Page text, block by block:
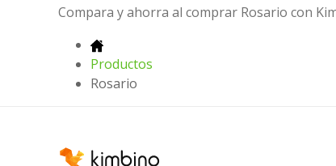
Compara y ahorra al comprar Rosario con
Productos
Rosario